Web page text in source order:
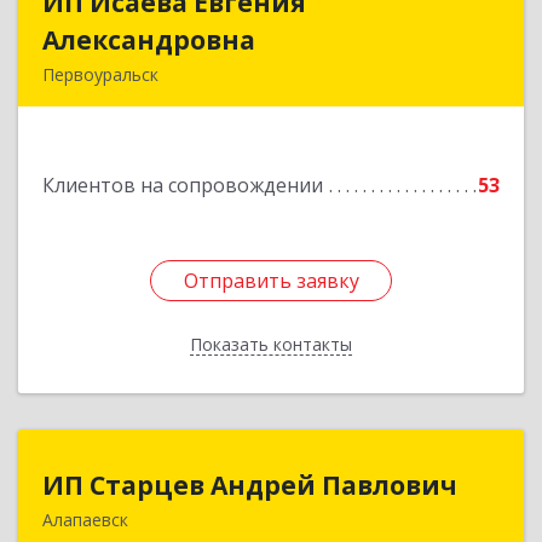
Александровна
Первоуральск
Клиентов на сопровождении 53
Отправить заявку
Показать контакты
Отправить заявку
Назад
ИП Старцев Андрей Павлович
Алапаевск
ИП Старцев Андрей Павлович
624601, Свердловская обл, Алапаевск г,